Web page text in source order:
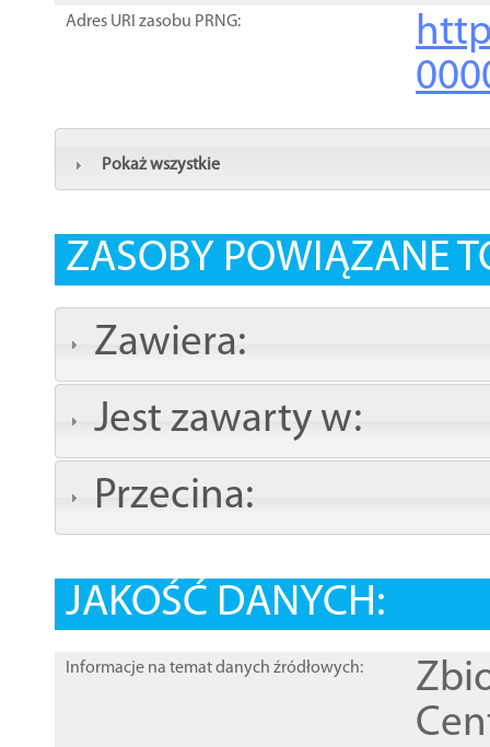
Adres URI zasobu PRNG:
Pokaż wszystkie
ZASOBY POWIĄZANE
Zawiera:
Jest zawarty w:
Przecina:
JAKOŚĆ DANYCH:
Informacje na temat danych źródłowych: